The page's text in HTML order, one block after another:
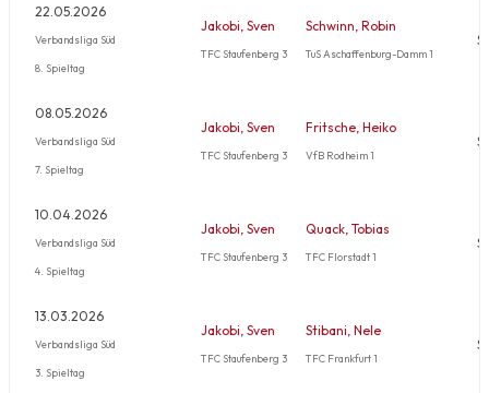
22.05.2026
Verbandsliga Süd
8. Spieltag
Jakobi, Sven
TFC Staufenberg 3
Schwinn, Robin
TuS Aschaffenburg-Damm 1
08.05.2026
Verbandsliga Süd
7. Spieltag
Jakobi, Sven
TFC Staufenberg 3
Fritsche, Heiko
VfB Rodheim 1
10.04.2026
Verbandsliga Süd
4. Spieltag
Jakobi, Sven
TFC Staufenberg 3
Quack, Tobias
TFC Florstadt 1
13.03.2026
Verbandsliga Süd
3. Spieltag
Jakobi, Sven
TFC Staufenberg 3
Stibani, Nele
TFC Frankfurt 1